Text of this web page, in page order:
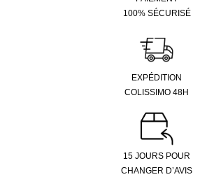
100% SÉCURISÉ
EXPÉDITION
COLISSIMO 48H
15 JOURS POUR
CHANGER D’AVIS